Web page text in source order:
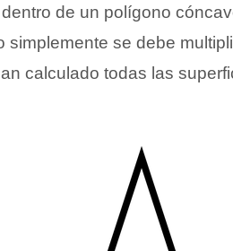
de un polígono
simplemente se debe
calculado todas las